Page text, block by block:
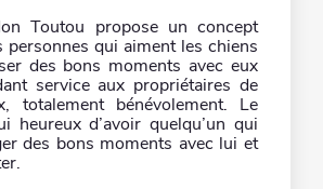
Toutou propose un concept
qui aiment les chiens
des bons moments avec eux
service aux propriétaires de
totalement bénévolement. Le
heureux d’avoir quelqu’un qui
des bons moments avec lui et